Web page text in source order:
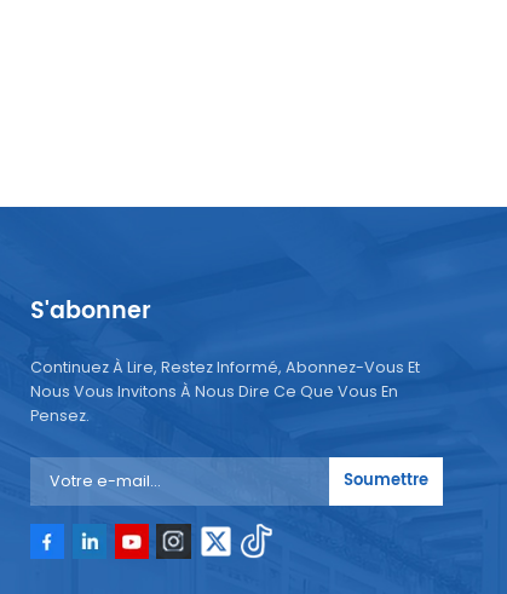
S'abonner
Continuez À Lire, Restez Informé, Abonnez-Vous Et
Nous Vous Invitons À Nous Dire Ce Que Vous En
Pensez.
Soumettre